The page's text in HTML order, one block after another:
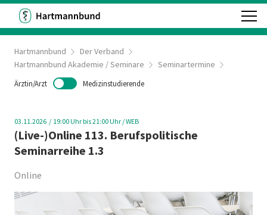
Hartmannbund
Der Verband
Hartmannbund Akademie / Seminare
Seminartermine
Ärztin/Arzt Medizinstudierende
03.11.2026 19:00Uhr bis 21:00 Uhr / WEB
(Live-)Online 113. Berufspolitische
Seminarreihe 1.3
Online